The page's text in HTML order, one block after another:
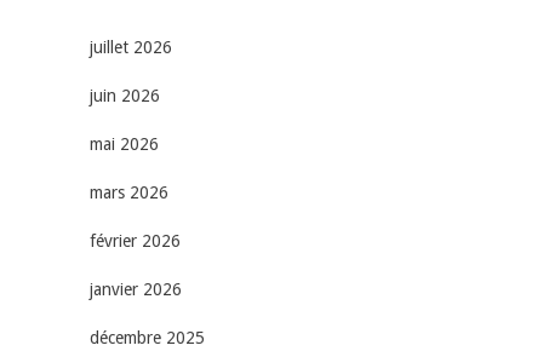
juillet 2026
juin 2026
mai 2026
mars 2026
février 2026
janvier 2026
décembre 2025